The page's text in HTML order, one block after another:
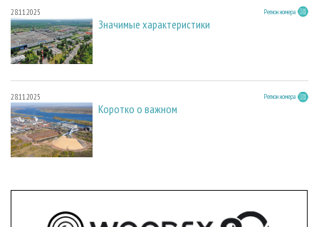
28.11.2025 Регион номера
Значимые характеристики
28.11.2025 Регион номера
Коротко о важном